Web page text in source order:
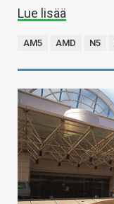
Lue lisää
AM5 AMD N5